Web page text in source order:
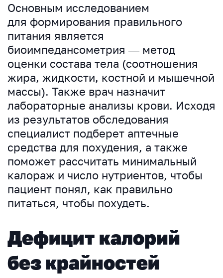
Основным исследованием
для формирования правильного
питания является
биоимпедансометрия — метод
оценки состава тела (соотношения
жира, жидкости, костной и мышечной
массы). Также врач назначит
лабораторные анализы крови. Исходя
из результатов обследования
специалист подберет аптечные
средства для похудения, а также
поможет рассчитать минимальный
калораж и число нутриентов, чтобы
пациент понял, как правильно
питаться, чтобы похудеть.
Дефицит калорий
без крайностей